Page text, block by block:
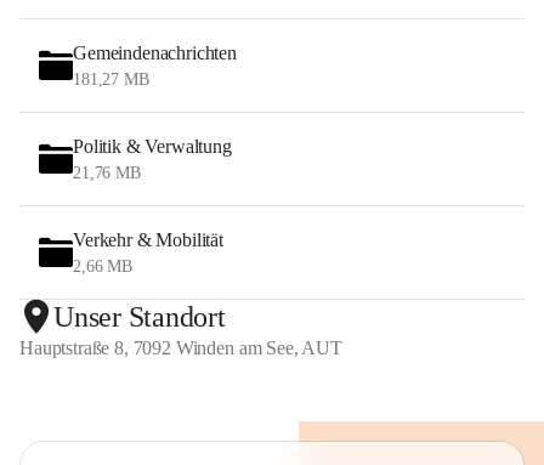
Gemeindenachrichten
181,27 MB
Politik & Verwaltung
21,76 MB
Verkehr & Mobilität
2,66 MB
Unser Standort
Hauptstraße 8, 7092 Winden am See, AUT